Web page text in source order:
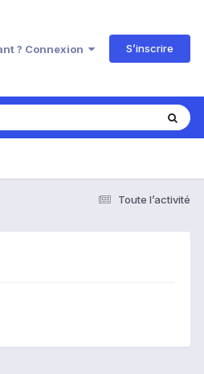
? Connexion S’inscrire
Toute l’activité